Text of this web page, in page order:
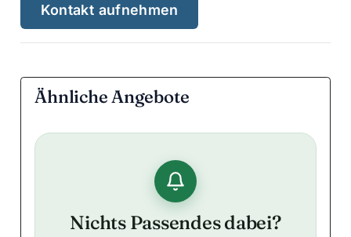
Kontakt aufnehmen
Ähnliche Angebote
Nichts Passendes dabei?